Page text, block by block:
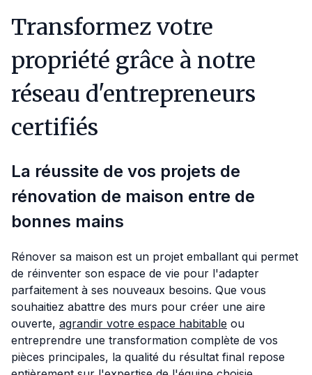
Transformez votre
propriété grâce à notre
réseau d'entrepreneurs
certifiés
La réussite de vos projets de
rénovation de maison entre de
bonnes mains
Rénover sa maison est un projet emballant qui permet
de réinventer son espace de vie pour l'adapter
parfaitement à ses nouveaux besoins. Que vous
souhaitiez abattre des murs pour créer une aire
ouverte, agrandir votre espace habitable ou
entreprendre une transformation complète de vos
pièces principales, la qualité du résultat final repose